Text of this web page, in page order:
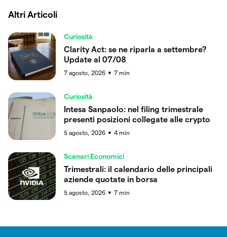
Altri Articoli
Curiosità
Clarity Act: se ne riparla a settembre?
Update al 07/08
7 agosto, 2026 ● 7 min
Curiosità
Intesa Sanpaolo: nel filing trimestrale
presenti posizioni collegate alle crypto
5 agosto, 2026 ● 4 min
Scenari Economici
Trimestrali: il calendario delle principali
aziende quotate in borsa
5 agosto, 2026 ● 7 min